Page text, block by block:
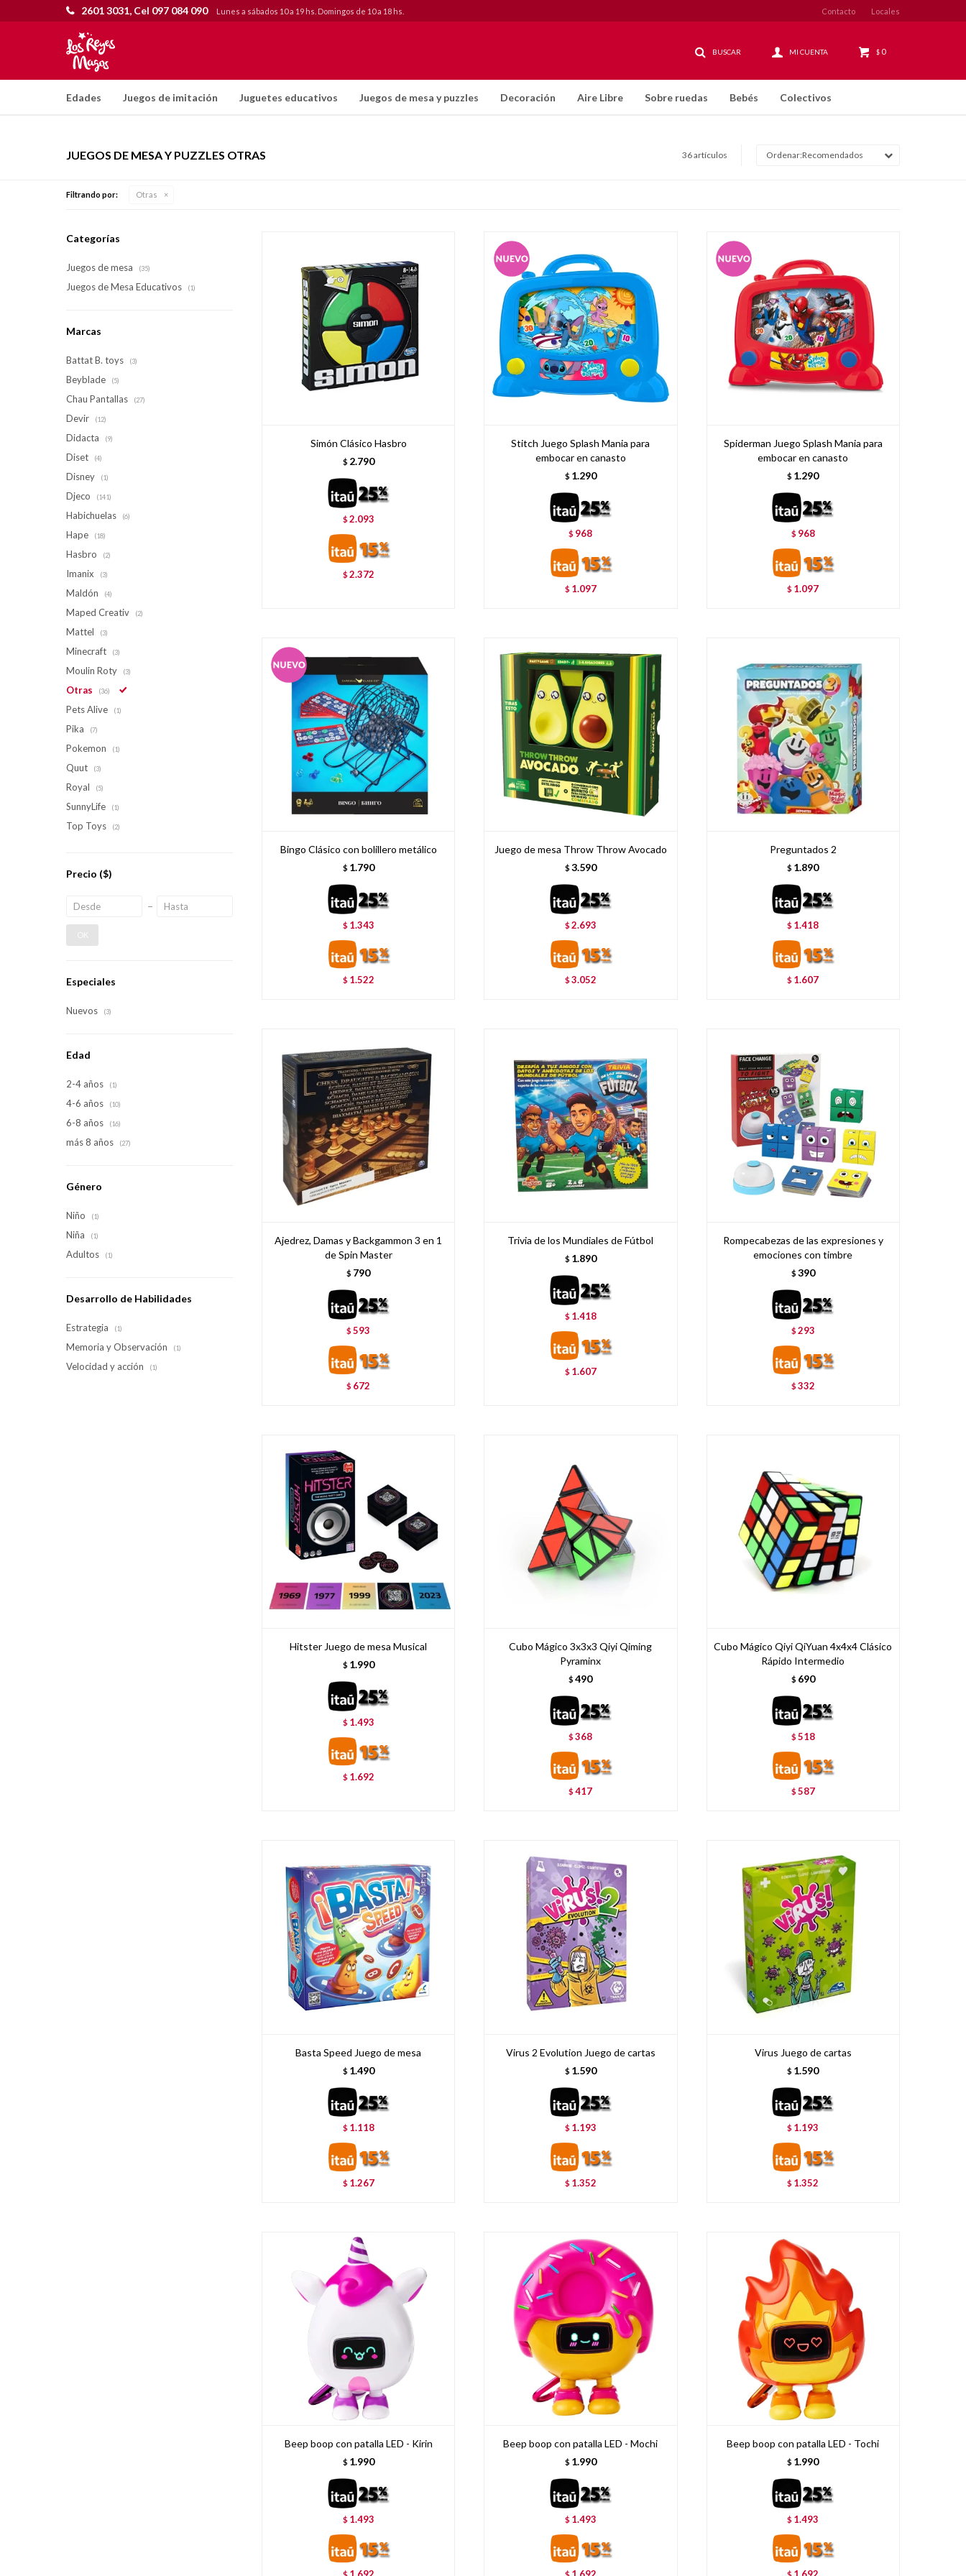
Edades Juegos de imitación Juguetes educativos Juegos de mesa y puzzles Decoración Aire Libre Sobre ruedas Bebés Colectivos
$ 0
2601 3031, Cel 097 084 090 Lunes a sábados 10 a 19 hs. Domingos de 10 a 18 hs. Contacto Locales
JUEGOS DE MESA Y PUZZLES OTRAS 36 artículos Recomendados
Filtrando por: Otras
Simón Clásico Hasbro
$ 2.790
$2.093
$2.372
Stitch Juego Splash Mania para
embocar en canasto
$ 1.290
$ 968
$ 1.097
Spiderman Juego Splash Mania para
embocar en canasto
$ 1.290
$ 968
$ 1.097
Bingo Clásico con bolillero metálico
$ 1.790
$ 1.343
$ 1.522
Juego de mesa Throw Throw Avocado
$ 3.590
$2.693
$3.052
Preguntados 2
$ 1.890
$ 1.418
$ 1.607
Ajedrez, Damas y Backgammon 3 en 1
de Spin Master
$ 790
$593
$ 672
Trivia de los Mundiales de Fútbol
$ 1.890
$ 1.418
$ 1.607
Rompecabezas de las expresiones y
emociones con timbre
$ 390
$293
$332
Hitster Juego de mesa Musical
$ 1.990
$ 1.493
$ 1.692
Cubo Mágico 3x3x3 Qiyi Qiming
Pyraminx
$ 490
$368
$417
Cubo Mágico Qiyi QiYuan 4x4x4 Clásico
Rápido Intermedio
$ 690
$518
$587
Basta Speed Juego de mesa
$ 1.490
$ 1.118
$ 1.267
Virus 2 Evolution Juego de cartas
$ 1.590
$ 1.193
$ 1.352
Virus Juego de cartas
$ 1.590
$ 1.193
$ 1.352
Beep boop con patalla LED - Kirin
$ 1.990
$ 1.493
Beep boop con patalla LED - Mochi
$ 1.990
$ 1.493
Beep boop con patalla LED - Tochi
$ 1.990
$ 1.493
Categorías
Juegos de mesa (35)
Juegos de Mesa Educativos (1)
Marcas
Battat B. toys (3)
Beyblade (5)
Chau Pantallas (27)
Devir (12)
Didacta (9)
Diset (4)
Disney (1)
Djeco (141)
Habichuelas (6)
Hape (18)
Hasbro (2)
Imanix (3)
Maldón (4)
Maped Creativ (2)
Mattel (3)
Minecraft (3)
Moulin Roty (3)
Otras (36)
Pets Alive (1)
Pika (7)
Pokemon (1)
Quut (3)
Royal (5)
SunnyLife (1)
Top Toys (2)
Precio ($)
OK
Especiales
Nuevos (3)
Edad
2-4 años (1)
4-6 años (10)
6-8 años (16)
más 8 años (27)
Género
Niño (1)
Niña (1)
Adultos (1)
Desarrollo de Habilidades
Estrategia (1)
Memoria y Observación (1)
Velocidad y acción (1)